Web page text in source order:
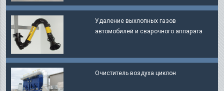
Удаление выхлопных газов
автомобилей и сварочного аппарата
Очиститель воздуха циклон